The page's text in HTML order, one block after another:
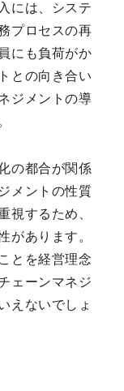
には、システ
プロセスの再
にも負荷がか
との向き合い
ジメントの導
の都合が関係
メントの性質
視するため、
があります。
とを経営理念
ェーンマネジ
えないでしょ